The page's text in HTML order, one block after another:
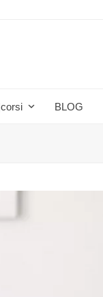
BLOG